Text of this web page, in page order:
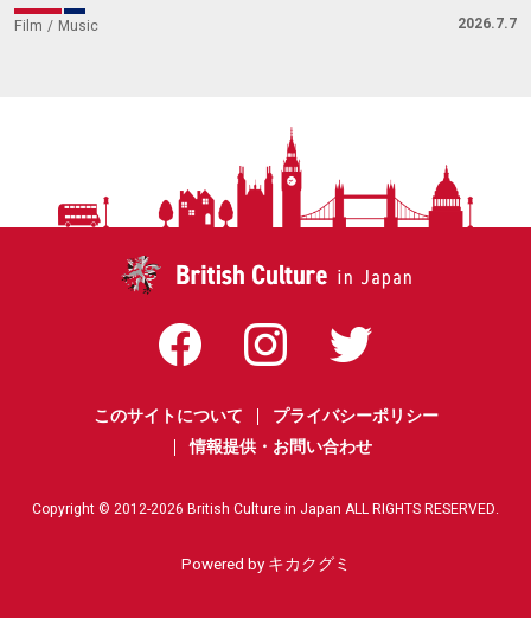
Film Music 2026.7.7
このサイトについて
プライバシーポリシー
情報提供・お問い合わせ
Copyright © 2012-2026 British Culture in Japan ALL RIGHTS RESERVED.
Powered by キカクグミ